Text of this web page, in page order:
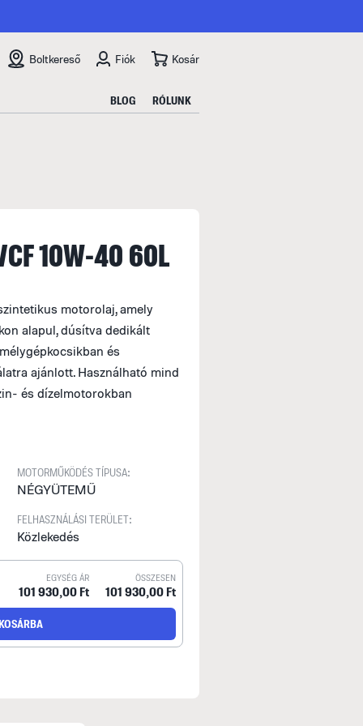
Boltkereső Fiók Kosár
BLOG RÓLUNK
CF 10W-40 60L
motorolaj, amely
alapul, dúsítva dedikált
és
ajánlott. Használható mind
és dízelmotorokban
MOTORMŰKÖDÉS TÍPUSA:
NÉGYÜTEMŰ
FELHASZNÁLÁSI TERÜLET:
Közlekedés
EGYSÉG ÁR
101 930,00 Ft
ÖSSZESEN
101 930,00 Ft